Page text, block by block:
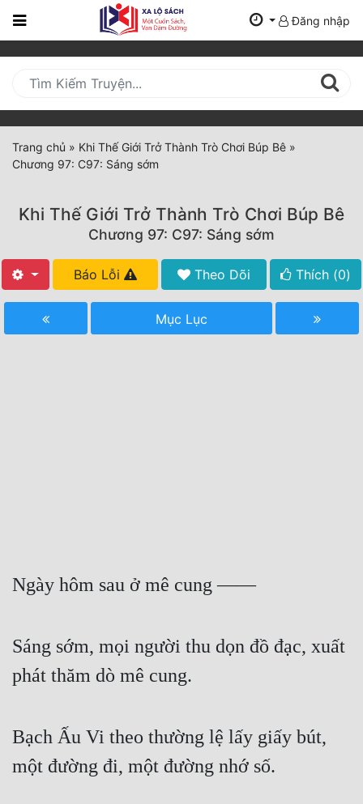
Trang
Mới
Cập
Nhật
(current)
Thể Loại
Tất Cả
Hoàn Thành
Xa Lộ Dịch
Cung Đấu
Cạnh Kỹ
Cổ Đại
Du Hí
Đăng nhập
Trang chủ » Khi Thế Giới Trở Thành Trò Chơi Búp Bê »
Chương 97: C97: Sáng sớm
Khi Thế Giới Trở Thành Trò Chơi Búp Bê
Chương 97: C97: Sáng sớm
Báo Lỗi Theo Dõi Thích (0)
Mục Lục
Ngày hôm sau ở mê cung ——
Sáng sớm, mọi người thu dọn đồ đạc, xuất
phát thăm dò mê cung.
Bạch Ấu Vi theo thường lệ lấy giấy bút,
một đường đi, một đường nhớ số.